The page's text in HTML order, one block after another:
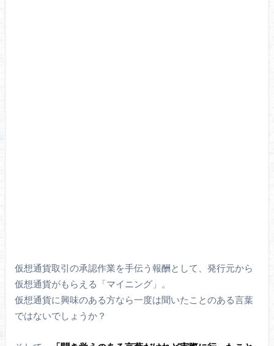
仮想通貨取引の承認作業を手伝う報酬として、発行元から
仮想通貨がもらえる「マイニング」。
仮想通貨に興味のある方なら一度は聞いたことのある言葉
ではないでしょうか？